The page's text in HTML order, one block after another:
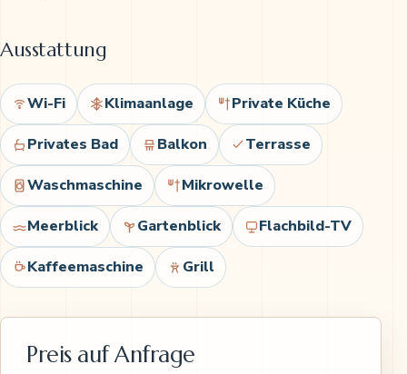
Ausstattung
Wi-Fi Klimaanlage Private Küche
Privates Bad Balkon Terrasse
Waschmaschine Mikrowelle
Meerblick Gartenblick Flachbild-TV
Kaffeemaschine Grill
Preis auf Anfrage